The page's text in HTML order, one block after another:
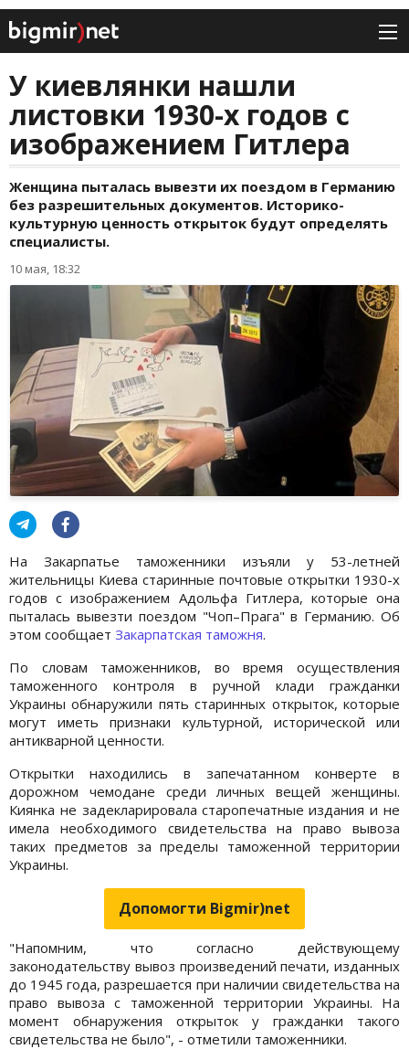
У киевлянки нашли
листовки 1930-х годов с
изображением Гитлера
Женщина пыталась вывезти их поездом в Германию
без разрешительных документов. Историко-
культурную ценность открыток будут определять
специалисты.
10 мая, 18:32
На Закарпатье таможенники изъяли у 53-летней
жительницы Киева старинные почтовые открытки 1930-х
годов с изображением Адольфа Гитлера, которые она
пыталась вывезти поездом "Чоп–Прага" в Германию. Об
этом сообщает Закарпатская таможня.
По словам таможенников, во время осуществления
таможенного контроля в ручной клади гражданки
Украины обнаружили пять старинных открыток, которые
могут иметь признаки культурной, исторической или
антикварной ценности.
Открытки находились в запечатанном конверте в
дорожном чемодане среди личных вещей женщины.
Киянка не задекларировала старопечатные издания и не
имела необходимого свидетельства на право вывоза
таких предметов за пределы таможенной территории
Украины.
Допомогти Bigmir)net
"Напомним, что согласно действующему
законодательству вывоз произведений печати, изданных
до 1945 года, разрешается при наличии свидетельства на
право вывоза с таможенной территории Украины. На
момент обнаружения открыток у гражданки такого
свидетельства не было", - отметили таможенники.